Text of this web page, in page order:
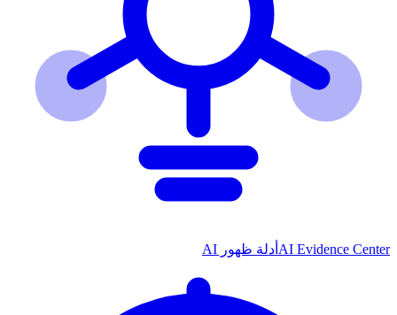
AI Evidence Center أدلة ظهور AI